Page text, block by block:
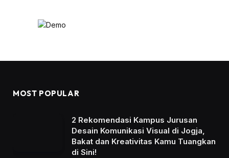
MOST POPULAR
2 Rekomendasi Kampus Jurusan
Desain Komunikasi Visual di Jogja,
Bakat dan Kreativitas Kamu Tuangkan
di Sini!